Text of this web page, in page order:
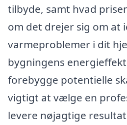
tilbyde, samt hvad
om det drejer sig om at
varmeproblemer i dit
bygningens
forebygge potentielle
vigtigt at vælge en
levere nøjagtige